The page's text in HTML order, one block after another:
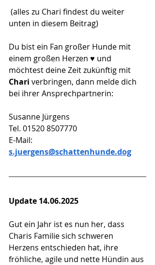
unten in diesem Beitrag)
Du bist ein Fan großer Hunde mit
einem großen Herzen ♥️ und
möchtest deine Zeit zukünftig mit
Chari verbringen, dann melde dich
bei ihrer Ansprechpartnerin:
Susanne Jürgens
Tel. 01520 8507770
E-Mail:
s.juergens@schattenhunde.dog
Update 14.06.2025
Gut ein Jahr ist es nun her, dass
Charis Familie sich schweren
Herzens entschieden hat, ihre
fröhliche, agile und nette Hündin aus